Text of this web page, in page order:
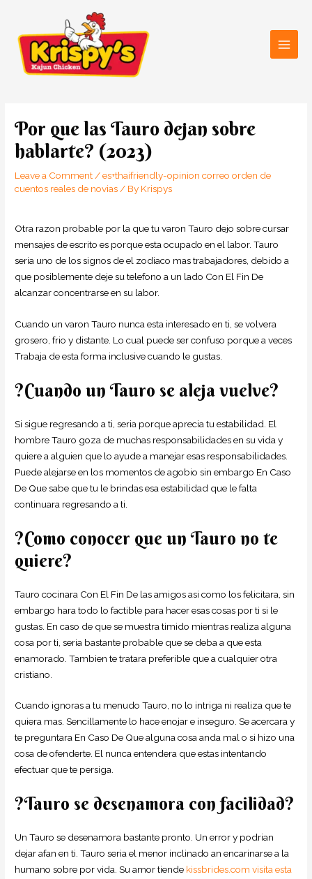
content
Por que las Tauro dejan sobre
hablarte? (2023)
Leave a Comment/es+thaifriendly-opinion correo orden de
cuentos reales de novias/ By Krispys
Otra razon probable por la que tu varon Tauro dejo sobre cursar
mensajes de escrito es porque esta ocupado en el labor. Tauro
seri­a uno de los signos de el zodiaco mas trabajadores, debido a
que posiblemente deje su telefono a un lado Con El Fin De
alcanzar concentrarse en su labor.
Cuando un varon Tauro nunca esta interesado en ti, se volvera
grosero, frio y distante. Lo cual puede ser confuso porque a veces
Trabaja de esta forma inclusive cuando le gustas.
?Cuando un Tauro se aleja vuelve?
Si sigue regresando a ti, seri­a porque aprecia tu estabilidad. El
hombre Tauro goza de muchas responsabilidades en su vida y
quiere a alguien que lo ayude a manejar esas responsabilidades.
Puede alejarse en los momentos de agobio sin embargo En Caso
De Que sabe que tu le brindas esa estabilidad que le falta
continuara regresando a ti.
?Como conocer que un Tauro no te
quiere?
Tauro cocinara Con El Fin De las amigos asi­ como los felicitara, sin
embargo hara todo lo factible para hacer esas cosas por ti si le
gustas. En caso de que se muestra timido mientras realiza alguna
cosa por ti, seri­a bastante probable que se deba a que esta
enamorado. Tambien te tratara preferible que a cualquier otra
cristiano.
Cuando ignoras a tu menudo Tauro, no lo intriga ni realiza que te
quiera mas. Sencillamente lo hace enojar e inseguro. Se acercara y
te preguntara En Caso De Que alguna cosa anda mal o si hizo una
cosa de ofenderte. El nunca entendera que estas intentando
efectuar que te persiga.
?Tauro se desenamora con facilidad?
Un Tauro se desenamora bastante pronto. Un error y podrian
dejar afan en ti. Tauro seri­a el menor inclinado an encarinarse a la
humano sobre por vida. Su amor tiende kissbrides.com visita esta